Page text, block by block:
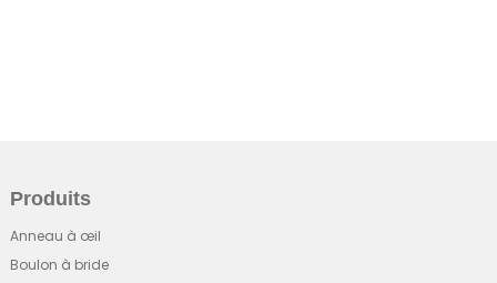
Produits
Anneau à œil
Boulon à bride